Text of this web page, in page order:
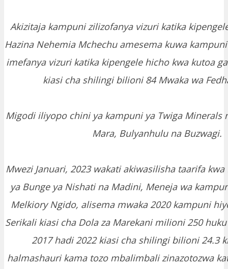
Akizitaja kampuni zilizofanya vizuri katika
Hazina Nehemia Mchechu amesema kuwa
imefanya vizuri katika kipengele hicho kwa kutoa
kiasi cha shilingi bilioni 84 Mwaka wa
Migodi iliyopo chini ya kampuni ya Twiga Minerals
Mara, Bulyanhulu na Buzwagi.
Mwezi Januari, 2023 wakati akiwasilisha taarifa
ya Bunge ya Nishati na Madini, Meneja wa
Melkiory Ngido, alisema mwaka 2020 kampuni
Serikali kiasi cha Dola za Marekani milioni 250
2017 hadi 2022 kiasi cha shilingi bilioni 24.3
halmashauri kama tozo mbalimbali zinazotozwa